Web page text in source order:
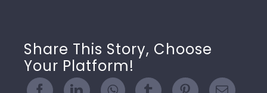
Share This Story, Choose
Your Platform!